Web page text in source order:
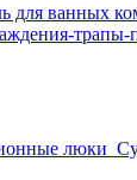
для ванных
трапы-
люки